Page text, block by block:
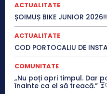
ACTUALITATE
ȘOIMUȘ BIKE JUNIOR
ACTUALITATE
COD PORTOCALIU DE
COMUNITATE
„Nu poți opri timpul. Dar
înainte ca el să treacă.”